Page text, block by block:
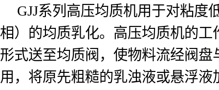
GJJ系列高压均质机用于对粘
相）的均质乳化。高压均质机的
形式送至均质阀，使物料流经阀
用，将原先粗糙的乳浊液或悬浮